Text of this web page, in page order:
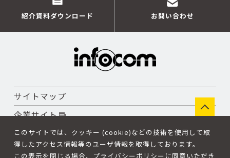
紹介資料ダウンロード お問い合わせ
サイトマップ
企業サイト
個人情報保護方針
このサイトでは、クッキー (cookie)などの技術を使用して取
得したアクセス情報等のユーザ情報を取得しております。
この表示を閉じる場合、
プライバシーポリシー に同意いただき